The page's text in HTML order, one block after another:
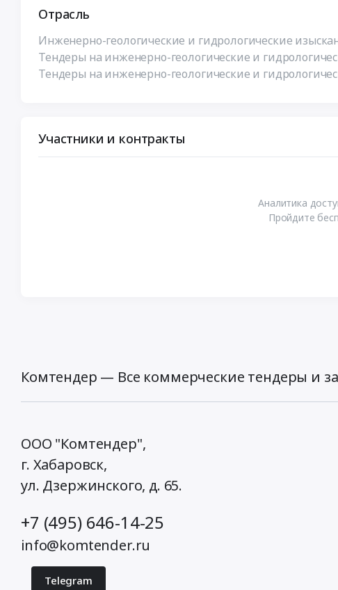
Отрасль
Инженерно-геологические и гидрологические
Тендеры на инженерно-геологические и
Тендеры на инженерно-геологические и
Участники и контракты
Аналитика
Пройдите
Комтендер — Все коммерческие тендеры и
ООО "Комтендер",
г. Хабаровск,
ул. Дзержинского, д. 65.
+7 (495) 646-14-25
info@komtender.ru
Telegram